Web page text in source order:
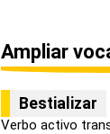
Ampliar
Bestializar
Verbo activo